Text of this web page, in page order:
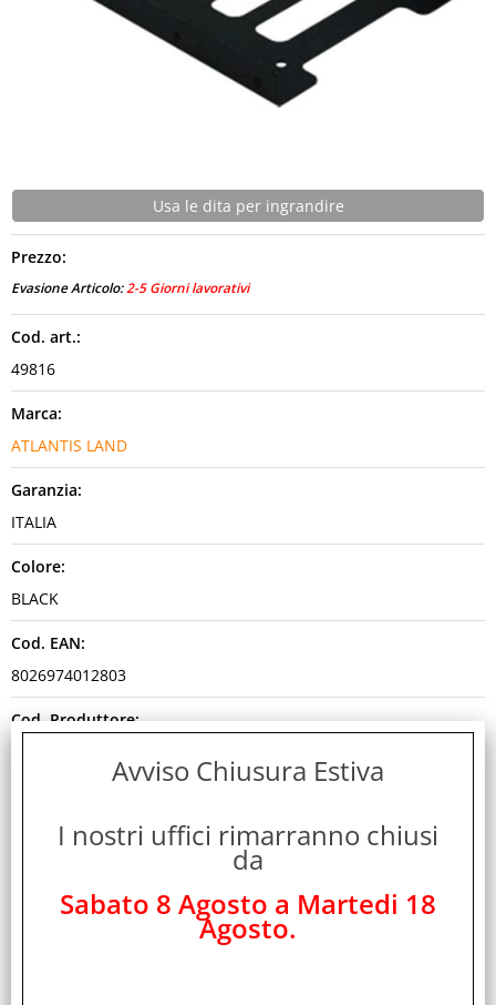
Usa le dita per ingrandire
Prezzo:
Evasione Articolo:2-5 Giorni lavorativi
Cod. art.:
49816
Marca:
ATLANTIS LAND
Garanzia:
ITALIA
Colore:
BLACK
Cod. EAN:
8026974012803
Cod. Produttore:
Non Disponibile
0,120 Kg
Avviso Chiusura Estiva
I nostri uffici rimarranno chiusi
da
Sabato 8 Agosto a Martedi 18
Agosto.